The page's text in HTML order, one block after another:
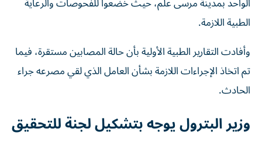
الطبية اللازمة.
وأفادت التقارير الطبية الأولية بأن حالة المصابين مستقرة، فيما
تم اتخاذ الإجراءات اللازمة بشأن العامل الذي لقي مصرعه جراء
الحادث.
وزير البترول يوجه بتشكيل لجنة للتحقيق